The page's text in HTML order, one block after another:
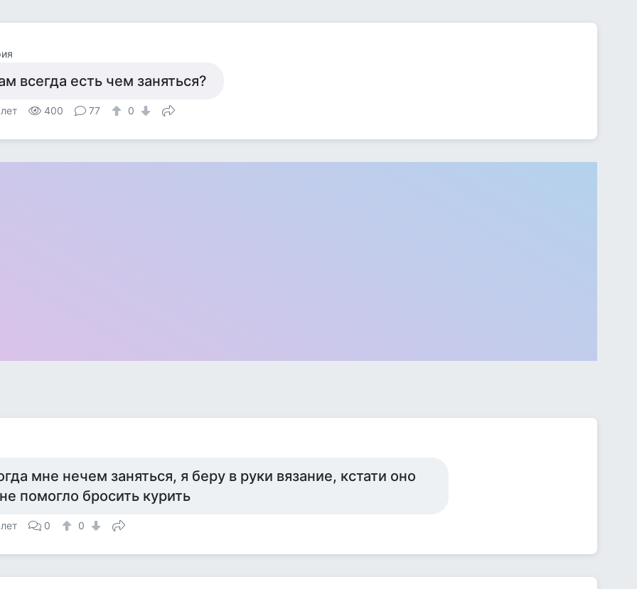
всегда есть чем заняться?
400 77 0
мне нечем заняться, я беру в руки вязание, кстати оно
помогло бросить курить
0 0